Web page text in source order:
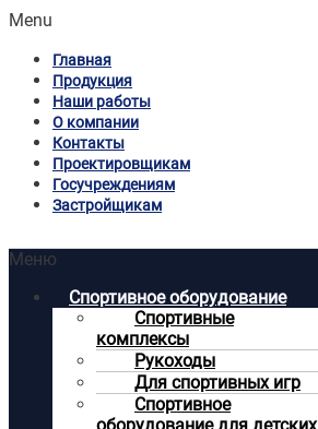
Menu
Главная
Продукция
Наши работы
О компании
Контакты
Проектировщикам
Госучреждениям
Застройщикам
Меню
Спортивное оборудование
Спортивные
комплексы
Рукоходы
Для спортивных игр
Спортивное